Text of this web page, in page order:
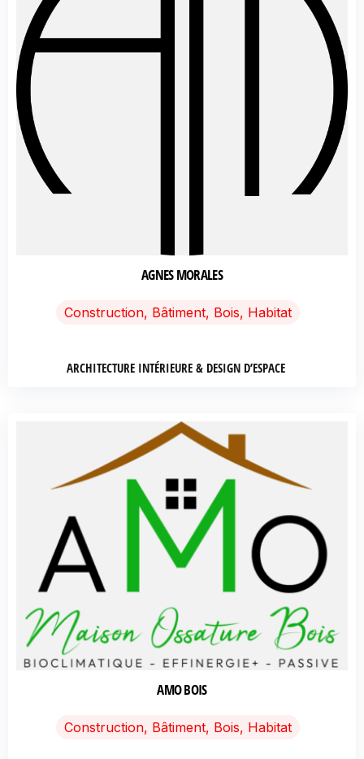
AGNES MORALES
Construction, Bâtiment, Bois, Habitat
ARCHITECTURE INTÉRIEURE & DESIGN D’ESPACE
AMO BOIS
Construction, Bâtiment, Bois, Habitat